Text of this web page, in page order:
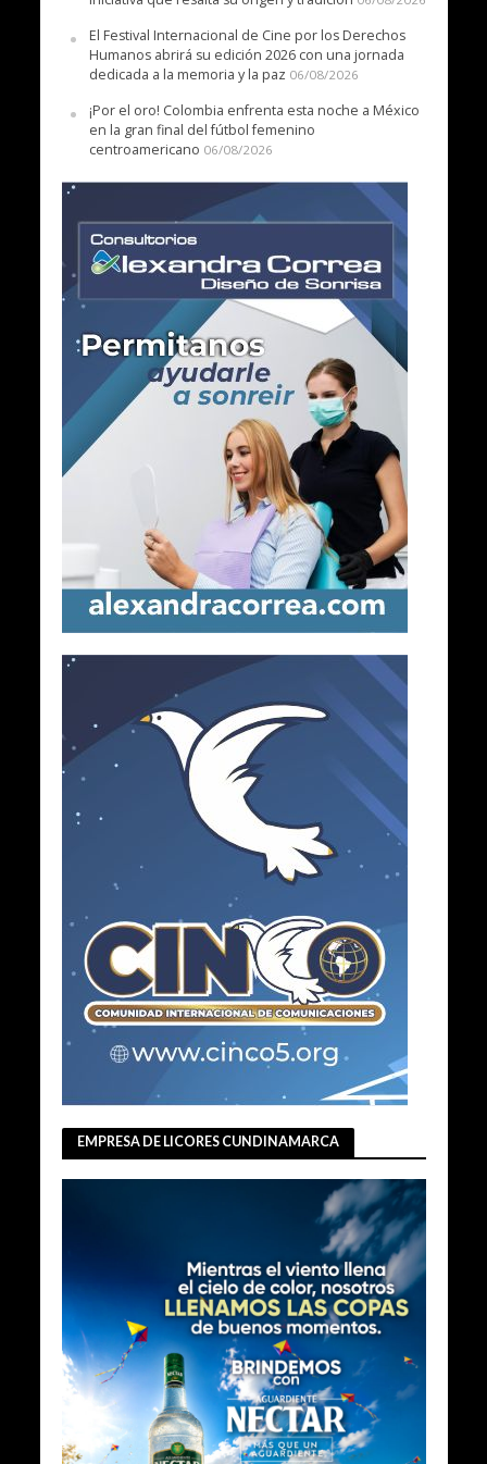
El Festival Internacional de Cine por los Derechos
Humanos abrirá su edición 2026 con una jornada
dedicada a la memoria y la paz 06/08/2026
¡Por el oro! Colombia enfrenta esta noche a México
en la gran final del fútbol femenino
centroamericano 06/08/2026
EMPRESA DE LICORES CUNDINAMARCA